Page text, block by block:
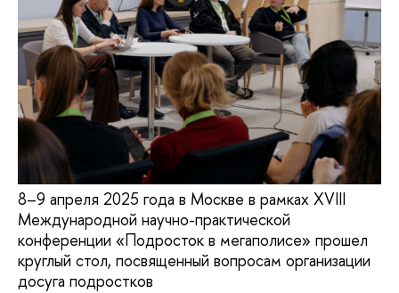
8–9 апреля 2025 года в Москве в рамках XVIII
Международной научно-практической
конференции «Подросток в мегаполисе» прошел
круглый стол, посвященный вопросам организации
досуга подростков